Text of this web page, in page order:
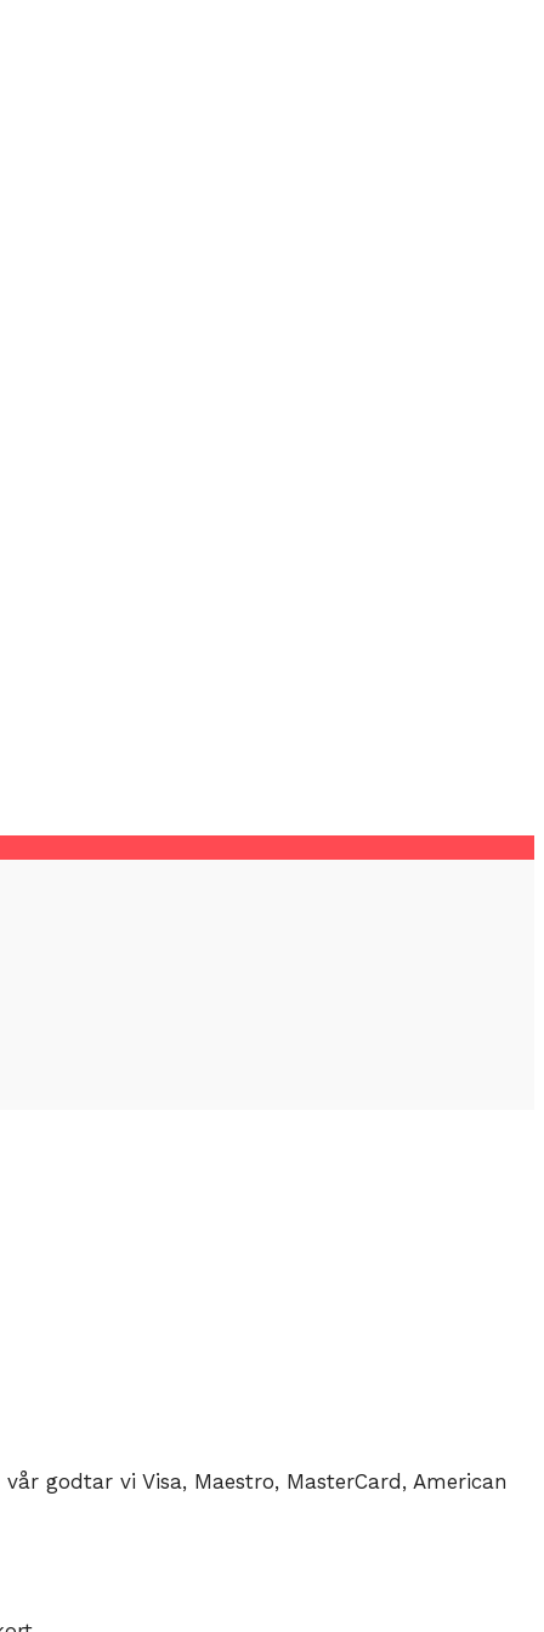
godtar vi Visa, Maestro, MasterCard, American